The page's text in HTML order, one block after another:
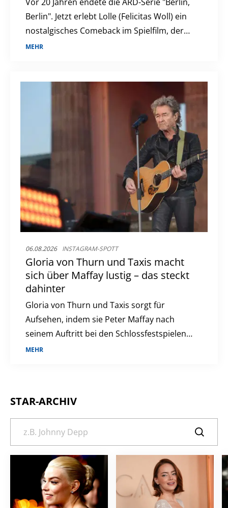
Berlin". Jetzt erlebt Lolle (Felicitas Woll) ein
nostalgisches Comeback im Spielfilm, der
die Fans erneut in ihren Bann zieht.
MEHR
06.08.2026 INSTAGRAM-SPOTT
Gloria von Thurn und Taxis macht
sich über Maffay lustig – das steckt
dahinter
Gloria von Thurn und Taxis sorgt für
Aufsehen, indem sie Peter Maffay nach
seinem Auftritt bei den Schlossfestspielen
in Regensburg parodiert. Der Musiker hatte
MEHR
STAR-ARCHIV